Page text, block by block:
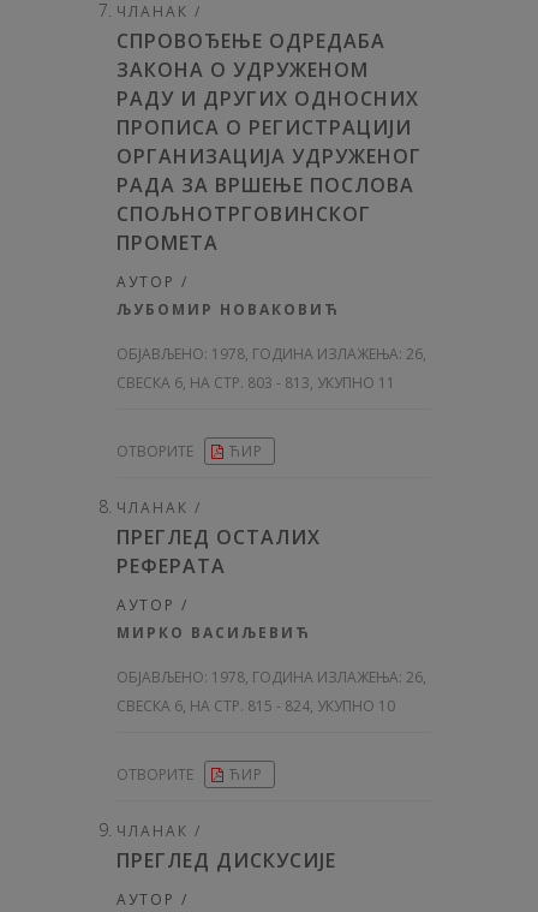
ЧЛАНАК /
СПРОВОЂЕЊЕ ОДРЕДАБА
ЗАКОНА О УДРУЖЕНОМ
РАДУ И ДРУГИХ ОДНОСНИХ
ПРОПИСА О РЕГИСТРАЦИЈИ
ОРГАНИЗАЦИЈА УДРУЖЕНОГ
РАДА ЗА ВРШЕЊЕ ПОСЛОВА
СПОЉНОТРГОВИНСКОГ
ПРОМЕТА
АУТОР /
ЉУБОМИР НОВАКОВИЋ
ОБЈАВЉЕНО: 1978, ГОДИНА ИЗЛАЖЕЊА: 26,
СВЕСКА 6, НА СТР. 803 - 813, УКУПНО 11
ОТВОРИТЕ ЋИР
ЧЛАНАК /
ПРЕГЛЕД ОСТАЛИХ
РЕФЕРАТА
АУТОР /
МИРКО ВАСИЉЕВИЋ
ОБЈАВЉЕНО: 1978, ГОДИНА ИЗЛАЖЕЊА: 26,
СВЕСКА 6, НА СТР. 815 - 824, УКУПНО 10
ОТВОРИТЕ ЋИР
ЧЛАНАК /
ПРЕГЛЕД ДИСКУСИЈЕ
АУТОР /